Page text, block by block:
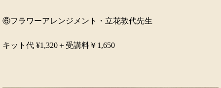
⑥フラワーアレンジメント・立花敦代先生
キット代 ¥1,320＋受講料￥1,650